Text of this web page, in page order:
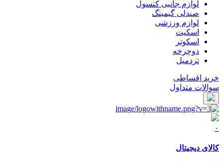
لوازم جانبی کنسول
صندلی گیمینگ
لوازم ورزشی
اسکیت
اسکوتر
دوچرخه
تردمیل
خرید اقساطی
سوالات متداول
۰
کالای دیجیتال